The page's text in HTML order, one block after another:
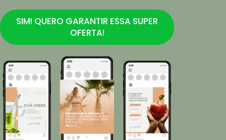
SIM! QUERO GARANTIR ESSA SUPER
OFERTA!